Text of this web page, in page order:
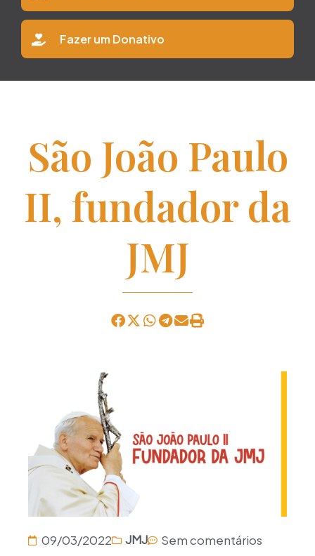
Fazer um Donativo
São João Paulo
II, fundador da
JMJ
09/03/2022 JMJ Sem comentários